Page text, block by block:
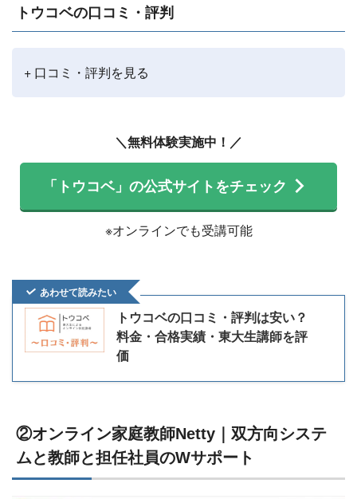
トウコベの口コミ・評判
+ 口コミ・評判を見る
＼無料体験実施中！／
「トウコベ」の公式サイトをチェック
※オンラインでも受講可能
あわせて読みたい
トウコベの口コミ・評判は安い？
料金・合格実績・東大生講師を評
価
②オンライン家庭教師Netty｜双方向システ
ムと教師と担任社員のWサポート